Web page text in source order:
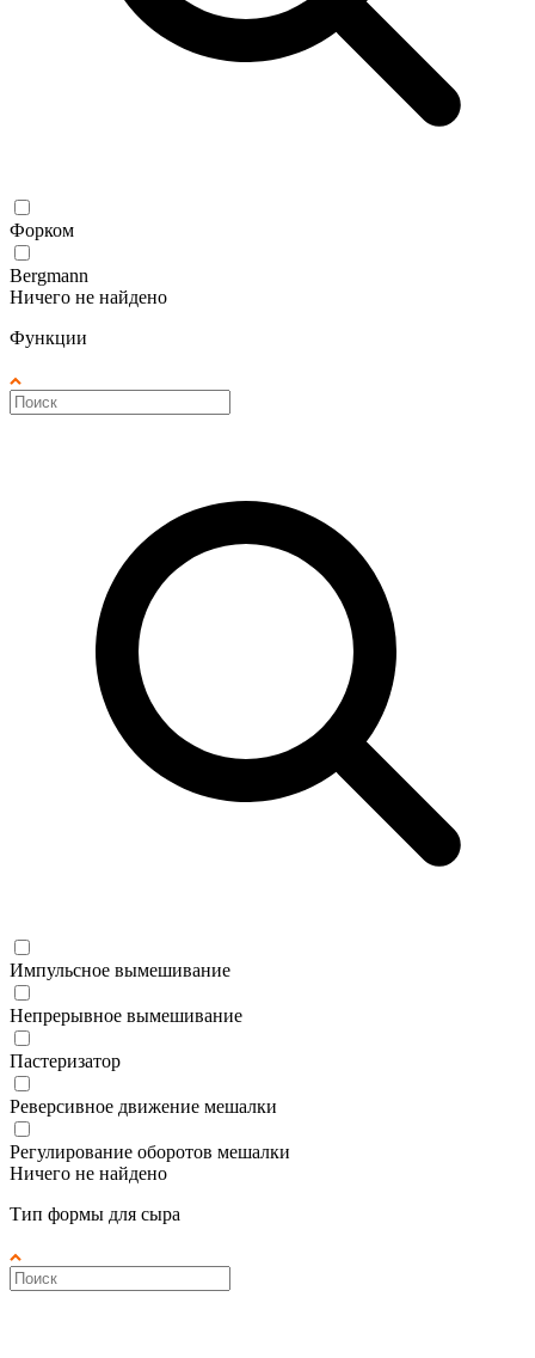
Форком
Bergmann
Ничего не найдено
Функции
Импульсное вымешивание
Непрерывное вымешивание
Пастеризатор
Реверсивное движение мешалки
Регулирование оборотов мешалки
Ничего не найдено
Тип формы для сыра